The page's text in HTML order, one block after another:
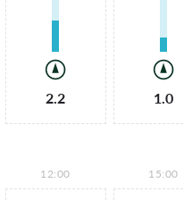
2.2 1.0
12:00 15:00